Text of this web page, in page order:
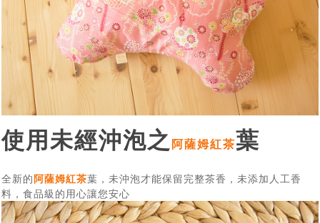
使用未經沖泡之 阿薩姆紅茶葉
全新的阿薩姆紅茶葉，未沖泡才能保留完整茶香，未添加人工香
料，食品級的用心讓您安心